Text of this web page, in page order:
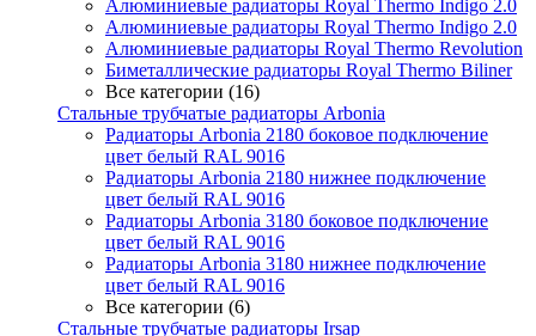
Алюминиевые радиаторы Royal Thermo Indigo 2.0
Алюминиевые радиаторы Royal Thermo Indigo 2.0
Алюминиевые радиаторы Royal Thermo Revolution
Биметаллические радиаторы Royal Thermo Biliner
Все категории (16)
Стальные трубчатые радиаторы Arbonia
Радиаторы Arbonia 2180 боковое подключение
цвет белый RAL 9016
Радиаторы Arbonia 2180 нижнее подключение
цвет белый RAL 9016
Радиаторы Arbonia 3180 боковое подключение
цвет белый RAL 9016
Радиаторы Arbonia 3180 нижнее подключение
цвет белый RAL 9016
Все категории (6)
Стальные трубчатые радиаторы Irsap